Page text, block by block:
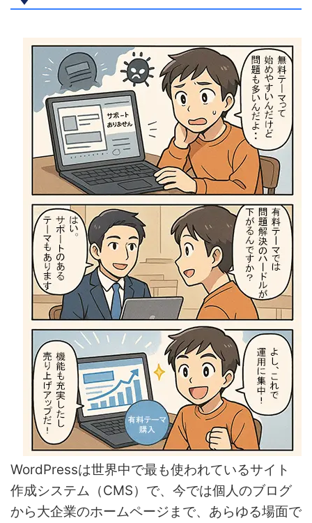
WordPressは世界中で最も使われているサイト
作成システム（CMS）で、今では個人のブログ
から大企業のホームページまで、あらゆる場面で